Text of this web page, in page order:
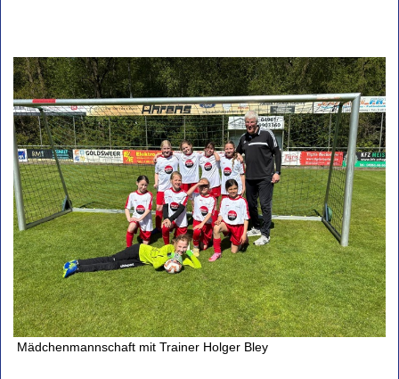
Mädchenmannschaft mit Trainer Holger Bley